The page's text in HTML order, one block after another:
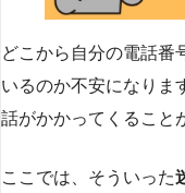
どこから自分の電話番
いるのか不安になりま
話がかかってくること
ここでは、そういった